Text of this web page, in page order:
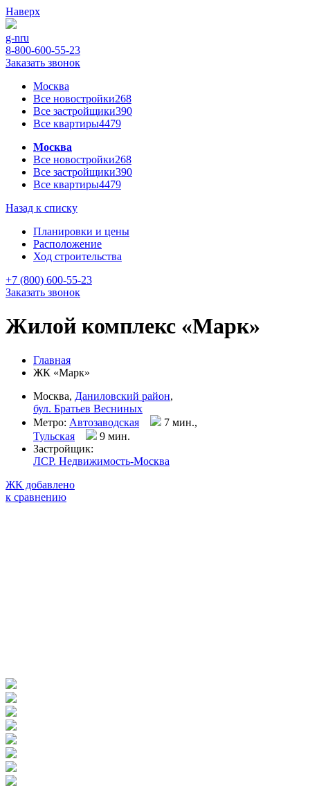
Наверх
g-nru
8-800-600-55-23
Заказать звонок
Москва
Все новостройки268
Все застройщики390
Все квартиры4479
Москва
Все новостройки268
Все застройщики390
Все квартиры4479
Назад к списку
Планировки и цены
Расположение
Ход строительства
+7 (800) 600-55-23
Заказать звонок
Жилой комплекс «Марк»
Главная
ЖК «Марк»
Москва, Даниловский район,
бул. Братьев Весниных
Метро: Автозаводская
7 мин.,
Тульская
9 мин.
Застройщик:
ЛСР. Недвижимость-Москва
ЖК добавлено
к сравнению